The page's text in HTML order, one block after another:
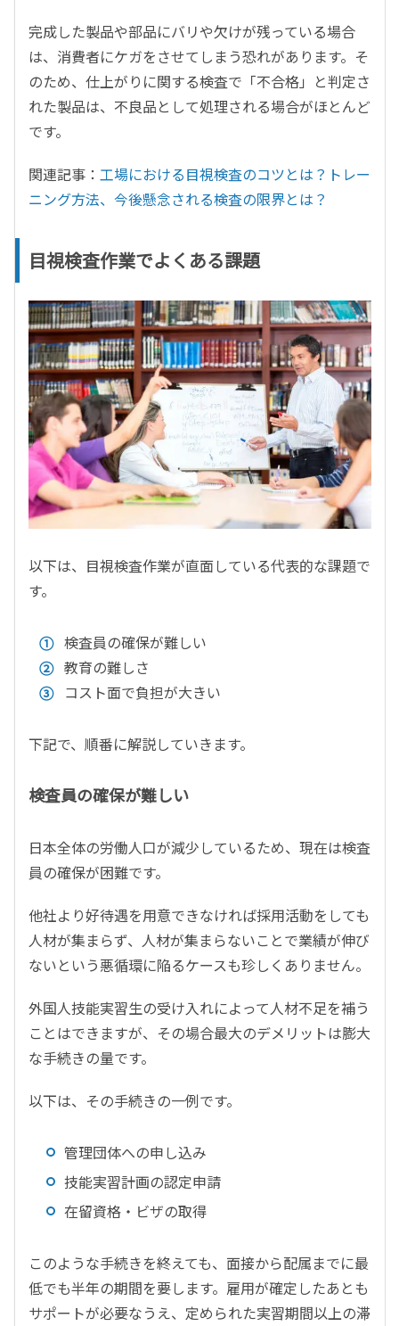
完成した製品や部品にバリや欠けが残っている場合
は、消費者にケガをさせてしまう恐れがあります。そ
のため、仕上がりに関する検査で「不合格」と判定さ
れた製品は、不良品として処理される場合がほとんど
です。
関連記事： 工場における目視検査のコツとは？トレー
ニング方法、今後懸念される検査の限界とは？
目視検査作業でよくある課題
以下は、目視検査作業が直面している代表的な課題で
す。
検査員の確保が難しい
教育の難しさ
コスト面で負担が大きい
下記で、順番に解説していきます。
検査員の確保が難しい
日本全体の労働人口が減少しているため、現在は検査
員の確保が困難です。
他社より好待遇を用意できなければ採用活動をしても
人材が集まらず、人材が集まらないことで業績が伸び
ないという悪循環に陥るケースも珍しくありません。
外国人技能実習生の受け入れによって人材不足を補う
ことはできますが、その場合最大のデメリットは膨大
な手続きの量です。
以下は、その手続きの一例です。
管理団体への申し込み
技能実習計画の認定申請
在留資格・ビザの取得
このような手続きを終えても、面接から配属までに最
低でも半年の期間を要します。雇用が確定したあとも
サポートが必要なうえ、定められた実習期間以上の滞